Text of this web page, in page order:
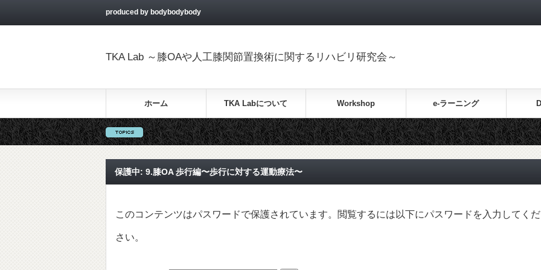
produced by bodybodybody
TKA Lab ～膝OAや人工膝関節置換術に関するリハビリ研究会～
ホーム TKA Labについて Workshop e-ラーニング
保護中: 9.膝OA 歩行編〜歩行に対する運動療法〜
このコンテンツはパスワードで保護されています。閲覧するには以下にパスワードを入力してくだ
さい。